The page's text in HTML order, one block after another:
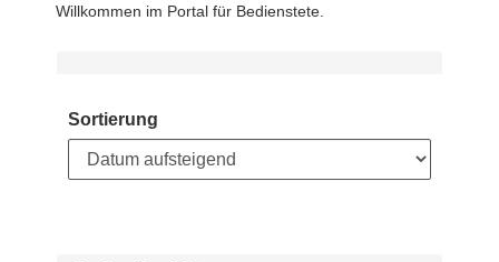
Willkommen im Portal für Bedienstete.
Sortierung